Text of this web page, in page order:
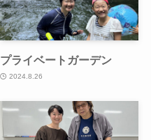
プライベートガーデン
2024.8.26